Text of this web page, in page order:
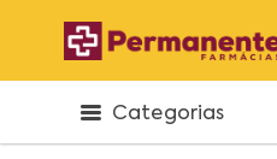
Categorias